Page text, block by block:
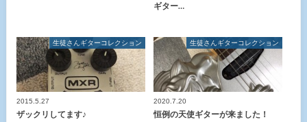
ギター…
生徒さんギターコレクション
2015.5.27
ザックリしてます♪
生徒さんギターコレクション
2020.7.20
恒例の天使ギターが来ました！